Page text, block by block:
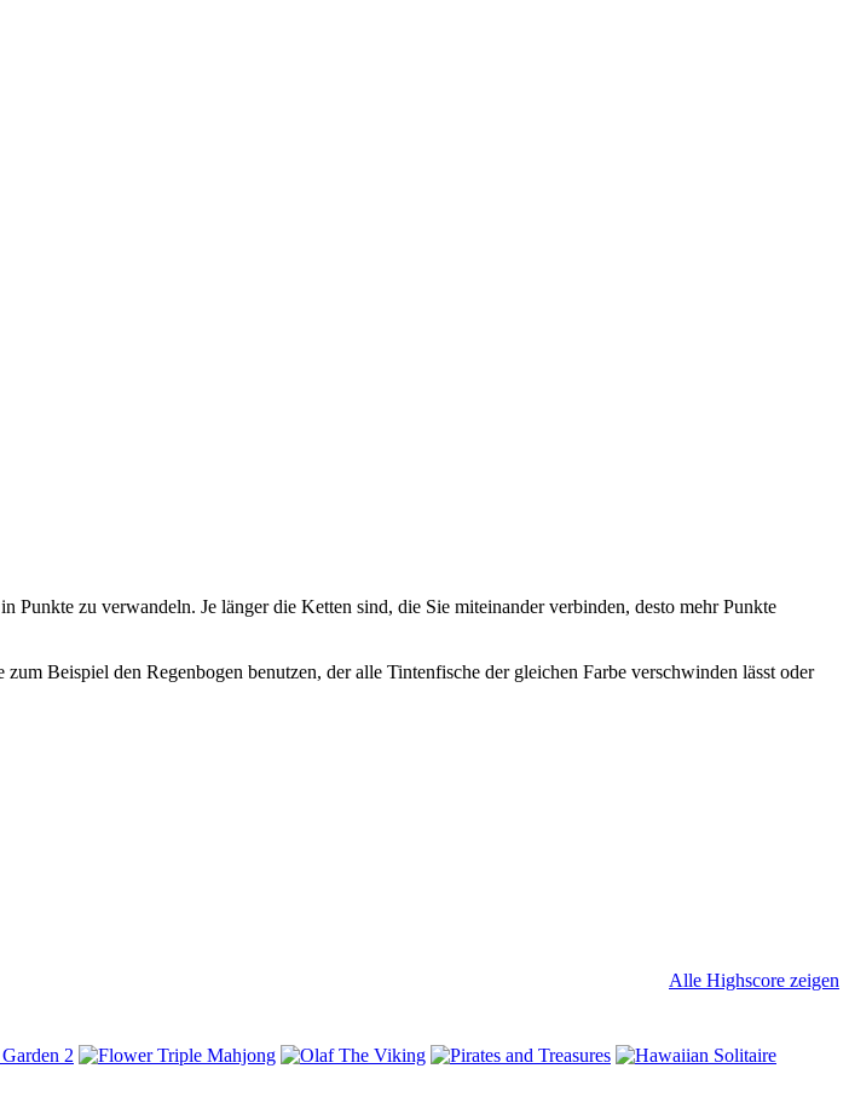
zu verwandeln. Je länger die Ketten sind, die Sie miteinander verbinden, desto mehr Punkte
Beispiel den Regenbogen benutzen, der alle Tintenfische der gleichen Farbe verschwinden lässt oder
Alle Highscore zeigen